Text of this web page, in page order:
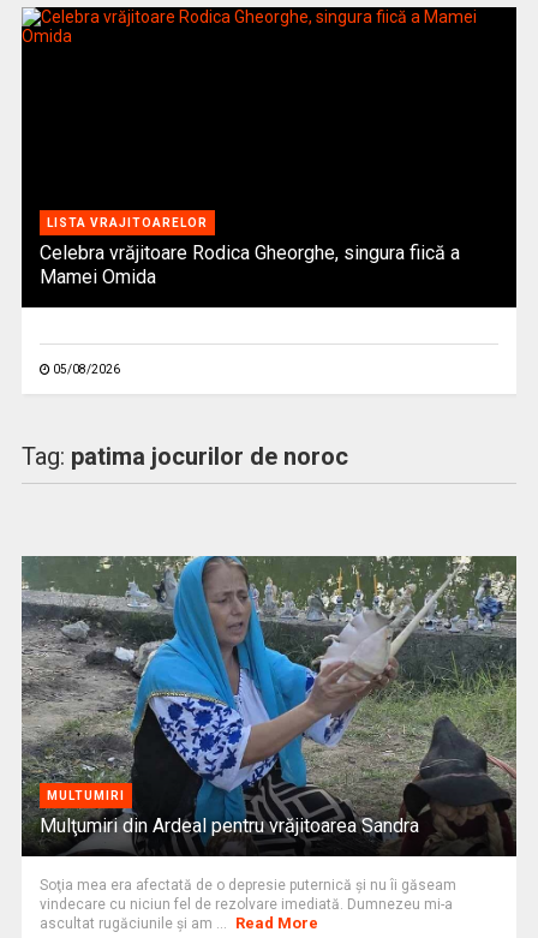
LISTA VRAJITOARELOR
Celebra vrăjitoare Rodica Gheorghe, singura fiică a
Mamei Omida
05/08/2026
Tag: patima jocurilor de noroc
MULTUMIRI
Mulţumiri din Ardeal pentru vrăjitoarea Sandra
Soţia mea era afectată de o depresie puternică şi nu îi găseam
vindecare cu niciun fel de rezolvare imediată. Dumnezeu mi-a
ascultat rugăciunile şi am ...
Read More